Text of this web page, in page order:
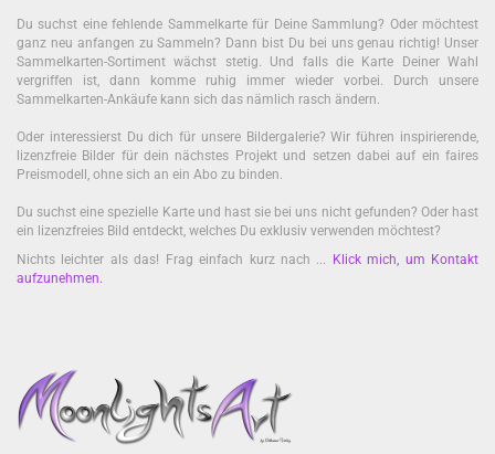
Du suchst eine fehlende Sammelkarte für Deine Sammlung? Oder möchtest
ganz neu anfangen zu Sammeln? Dann bist Du bei uns genau richtig! Unser
Sammelkarten-Sortiment wächst stetig. Und falls die Karte Deiner Wahl
vergriffen ist, dann komme ruhig immer wieder vorbei. Durch unsere
Sammelkarten-Ankäufe kann sich das nämlich rasch ändern.
Oder interessierst Du dich für unsere Bildergalerie? Wir führen inspirierende,
lizenzfreie Bilder für dein nächstes Projekt und setzen dabei auf ein faires
Preismodell, ohne sich an ein Abo zu binden.
Du suchst eine spezielle Karte und hast sie bei uns nicht gefunden? Oder hast
ein lizenzfreies Bild entdeckt, welches Du exklusiv verwenden möchtest?
Nichts leichter als das! Frag einfach kurz nach ...
Klick mich, um Kontakt
aufzunehmen.